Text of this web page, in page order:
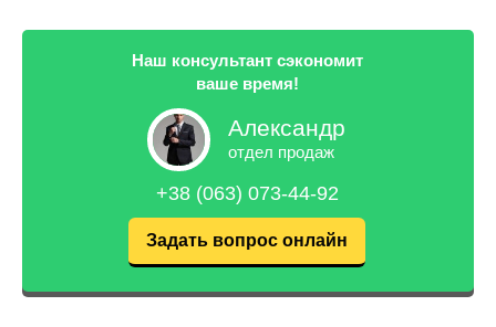
Наш консультант сэкономит
ваше время!
Александр
отдел продаж
+38 (063) 073-44-92
Задать вопрос онлайн